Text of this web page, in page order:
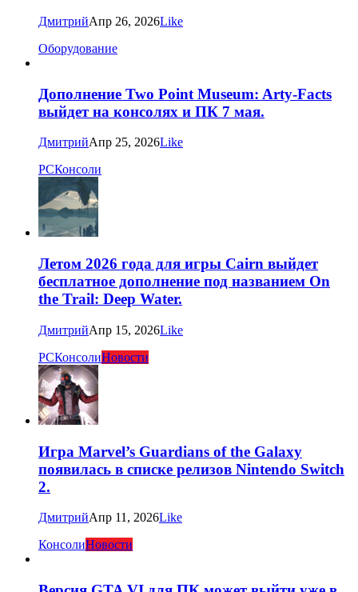
ДмитрийАпр 26, 2026Like
Оборудование
Дополнение Two Point Museum: Arty-Facts
выйдет на консолях и ПК 7 мая.
ДмитрийАпр 25, 2026Like
PCКонсоли
Летом 2026 года для игры Cairn выйдет
бесплатное дополнение под названием On
the Trail: Deep Water.
ДмитрийАпр 15, 2026Like
PCКонсолиНовости
Игра Marvel’s Guardians of the Galaxy
появилась в списке релизов Nintendo Switch
2.
ДмитрийАпр 11, 2026Like
КонсолиНовости